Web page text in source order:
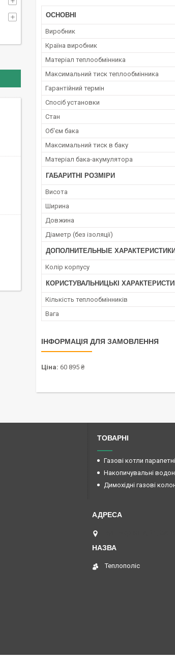
ОСНОВНІ
Виробник
Країна виробник
Матеріал теплообмінника
Максимальний тиск теплообмінника
Гарантійний термін
Спосіб установки
Стан
Об'єм бака
Максимальний тиск в баку
Матеріал бака-акумулятора
ГАБАРИТНІ РОЗМІРИ
Висота
Ширина
Довжина
Діаметр (без ізоляції)
ДОПОЛНИТЕЛЬНЫЕ ХАРАКТЕРИСТИКИ
Колір корпусу
КОРИСТУВАЛЬНИЦЬКІ
Кількість теплообмінників
Вага
ІНФОРМАЦІЯ ДЛЯ ЗАМОВЛЕННЯ
Ціна: 60 895 ₴
ТОВАРНІ
Газові котли парапетні
Накопичувальні
Димохідні газові
Теплополіс